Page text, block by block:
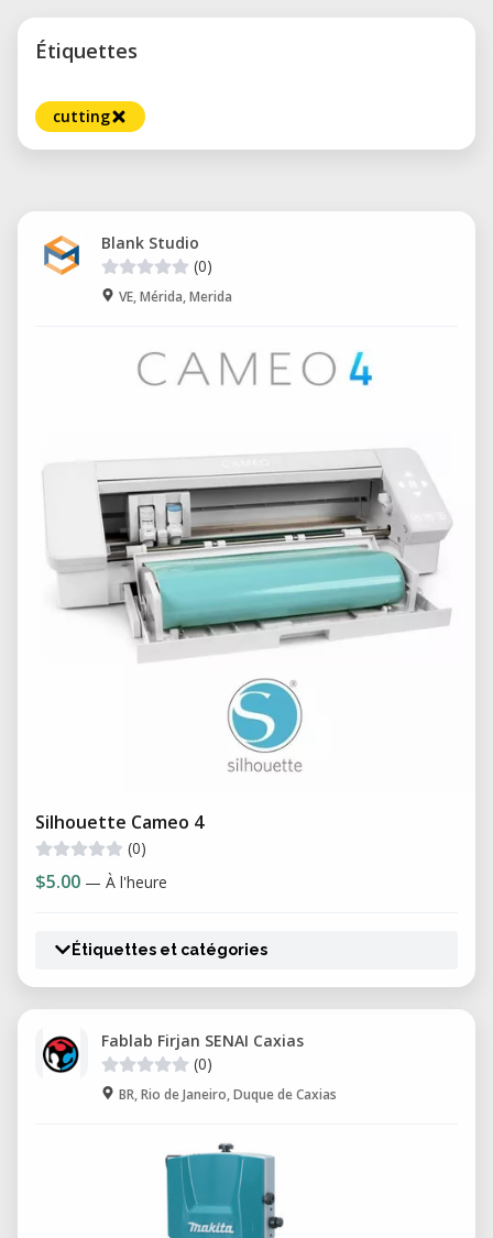
Étiquettes
cutting
Blank Studio
(0)
VE, Mérida, Merida
Silhouette Cameo 4
(0)
$5.00 — À l'heure
Étiquettes et catégories
Fablab Firjan SENAI Caxias
(0)
BR, Rio de Janeiro, Duque de Caxias